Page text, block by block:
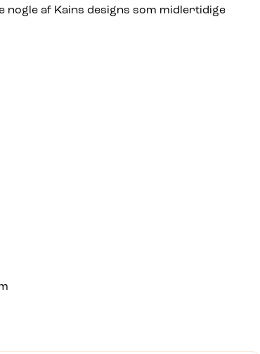
nogle af Kains designs som midlertidige